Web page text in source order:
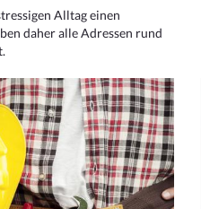
Alltag einen
daher alle Adressen rund